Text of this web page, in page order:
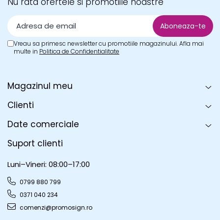
Vreau sa primesc newsletter cu promotiile magazinului. Afla mai
multe in Politica de Confidentialitate
Magazinul meu
Clienti
Date comerciale
Suport clienti
Luni–Vineri: 08:00–17:00
0799 880 799
0371 040 234
comenzi@promosign.ro